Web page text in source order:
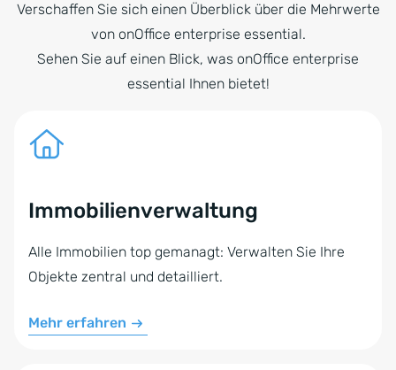
Verschaffen Sie sich einen Überblick über die Mehrwerte
von onOffice enterprise essential.
Sehen Sie auf einen Blick, was onOffice enterprise
essential Ihnen bietet!
Immobilienverwaltung
Alle Immobilien top gemanagt: Verwalten Sie Ihre
Objekte zentral und detailliert.
Mehr erfahren